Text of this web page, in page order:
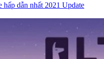
dẫn nhất 2021 Update